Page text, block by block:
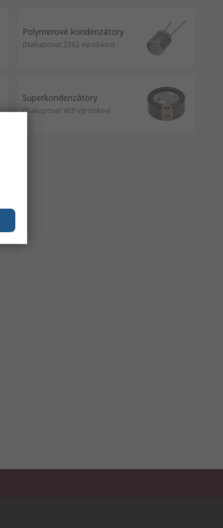
Polymerové kondenzátory
(Nakupovať 2362 výrobkov)
Superkondenzátory
(Nakupovať 469 výrobkov)